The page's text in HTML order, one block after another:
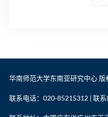
华南师范大学东南亚研究中心 版
联系电话：020-85215312 | 联